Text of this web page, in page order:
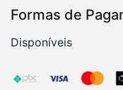
Formas de
Disponíveis